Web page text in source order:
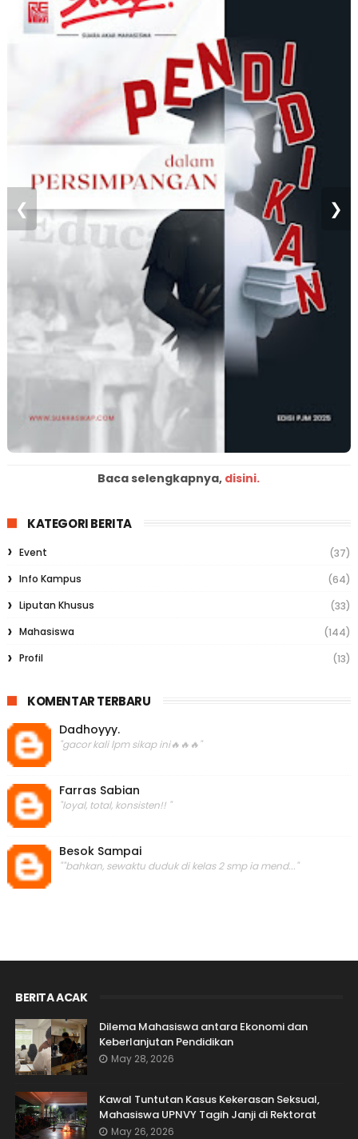
❮ ❯
Baca selengkapnya, disini.
KATEGORI BERITA
Event
(37)
Info Kampus
(64)
Liputan Khusus
(33)
Mahasiswa
(144)
Profil
(13)
KOMENTAR TERBARU
Dadhoyyy.
"gacor kali lpm sikap ini🔥🔥🔥"
Farras Sabian
"loyal, total, konsisten!! "
Besok Sampai
""bahkan, sewaktu duduk di kelas 2 smp ia mend..."
BERITA ACAK
Dilema Mahasiswa antara Ekonomi dan
Keberlanjutan Pendidikan
May 28, 2026
Kawal Tuntutan Kasus Kekerasan Seksual,
Mahasiswa UPNVY Tagih Janji di Rektorat
May 26, 2026